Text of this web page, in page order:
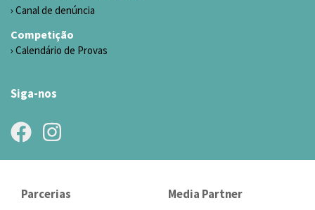
Canal de denúncia
Competição
Calendário de Provas
Siga-nos
Parcerias Media Partner